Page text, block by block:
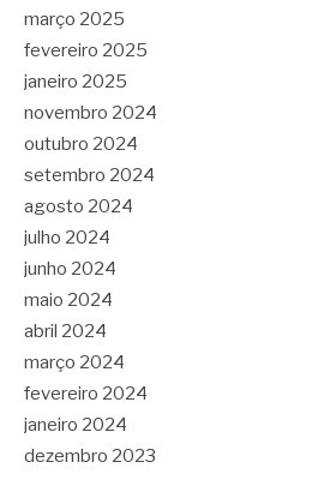
março 2025
fevereiro 2025
janeiro 2025
novembro 2024
outubro 2024
setembro 2024
agosto 2024
julho 2024
junho 2024
maio 2024
abril 2024
março 2024
fevereiro 2024
janeiro 2024
dezembro 2023